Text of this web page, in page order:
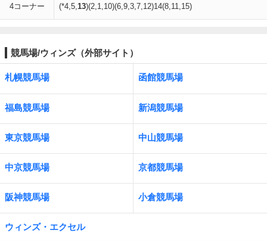
4コーナー (*4,5,13)(2,1,10)(6,9,3,7,12)14(8,11,15)
競馬場/ウィンズ（外部サイト）
札幌競馬場 函館競馬場
福島競馬場 新潟競馬場
東京競馬場 中山競馬場
中京競馬場 京都競馬場
阪神競馬場 小倉競馬場
ウィンズ・エクセル